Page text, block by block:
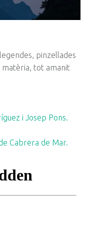
pinzellades
matèria, tot amanit
i Josep Pons.
Cabrera de Mar.